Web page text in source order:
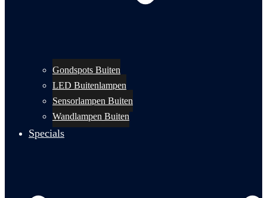
Gondspots Buiten
LED Buitenlampen
Sensorlampen Buiten
Wandlampen Buiten
Specials